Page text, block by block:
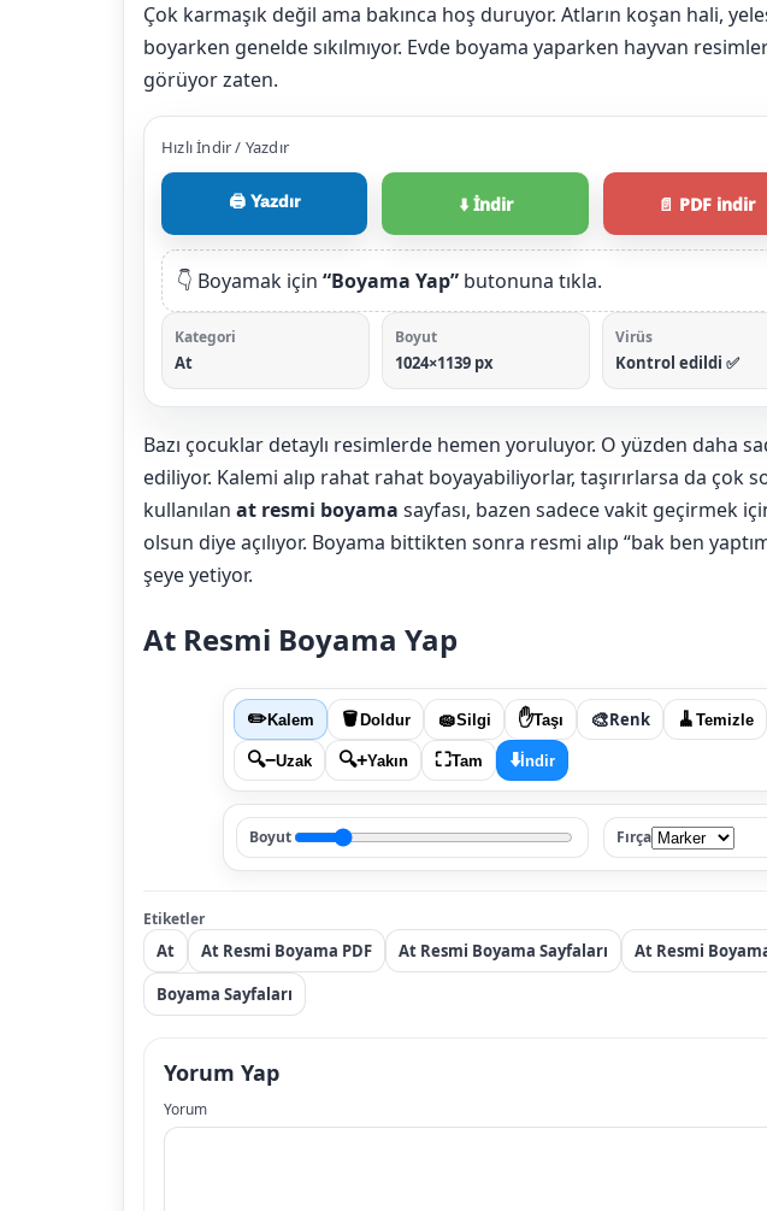
Çok karmaşık değil ama bakınca hoş duruyor. Atların koşan hali,
boyarken genelde sıkılmıyor. Evde boyama yaparken hayvan
görüyor zaten.
Hızlı İndir / Yazdır
🖨️ Yazdır ⬇️ İndir 📄 PDF indir
👇 Boyamak için “Boyama Yap” butonuna tıkla.
Kategori
At
Boyut
1024×1139 px
Virüs
Kontrol edildi ✅
Bazı çocuklar detaylı resimlerde hemen yoruluyor. O yüzden daha
ediliyor. Kalemi alıp rahat rahat boyayabiliyorlar, taşırırlarsa da çok
kullanılan at resmi boyama sayfası, bazen sadece vakit geçirmek
olsun diye açılıyor. Boyama bittikten sonra resmi alıp “bak ben
şeye yetiyor.
At Resmi Boyama Yap
✏️Kalem 🪣Doldur 🧽Silgi ✋Taşı 🎨Renk 🧹 Temizle
🔍−Uzak 🔍+Yakın ⛶Tam ⬇️İndir
Boyut Fırça
Etiketler
At At Resmi Boyama PDF At Resmi Boyama Sayfaları At Resmi
Boyama Sayfaları
Yorum Yap
Yorum